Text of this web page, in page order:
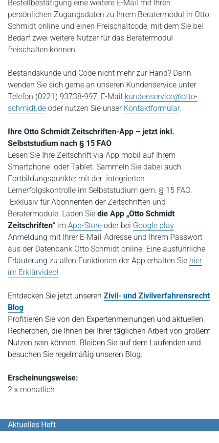
Bestellbestätigung eine weitere E-Mail mit Ihren
persönlichen Zugangsdaten zu Ihrem Beratermodul in Otto
Schmidt online und einen Freischaltcode, mit dem Sie bei
Bedarf zwei weitere Nutzer für das Beratermodul
freischalten können.
Bestandskunde und Code nicht mehr zur Hand? Dann
wenden Sie sich gerne an unseren Kundenservice unter
Telefon (0221) 93738-997, E-Mail kundenservice@otto-
schmidt.de oder nutzen Sie unser Kontaktformular.
Ihre Otto Schmidt Zeitschriften-App – jetzt inkl.
Selbststudium nach § 15 FAO
Lesen Sie Ihre Zeitschrift via App mobil auf Ihrem
Smartphone oder Tablet. Sammeln Sie dabei auch
Fortbildungspunkte: mit der integrierten
Lernerfolgskontrolle im Selbststudium gem. § 15 FAO.
Exklusiv für Abonnenten der Zeitschriften und
Beratermodule. Laden Sie die App „Otto Schmidt
Zeitschriften“ im App-Store oder bei Google play.
Anmeldung mit Ihrer E-Mail-Adresse und Ihrem Passwort
aus der Datenbank Otto Schmidt online. Eine ausführliche
Erläuterung zu allen Funktionen der App erhalten Sie hier
im Erklärvideo!
Entdecken Sie jetzt unseren Zivil- und Zivilverfahrensrecht
Blog
Profitieren Sie von den Expertenmeinungen und aktuellen
Recherchen, die Ihnen bei Ihrer täglichen Arbeit von großem
Nutzen sein können. Bleiben Sie auf dem Laufenden und
besuchen Sie regelmäßig unseren Blog.
Erscheinungsweise:
2 x monatlich
Aktuelles Heft